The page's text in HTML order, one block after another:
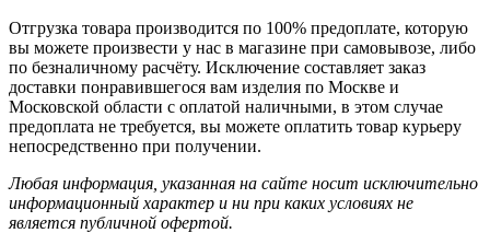
Отгрузка товара производится по 100% предоплате, которую
вы можете произвести у нас в магазине при самовывозе, либо
по безналичному расчёту. Исключение составляет заказ
доставки понравившегося вам изделия по Москве и
Московской области с оплатой наличными, в этом случае
предоплата не требуется, вы можете оплатить товар курьеру
непосредственно при получении.
Любая информация, указанная на сайте носит исключительно
информационный характер и ни при каких условиях не
является публичной офертой.